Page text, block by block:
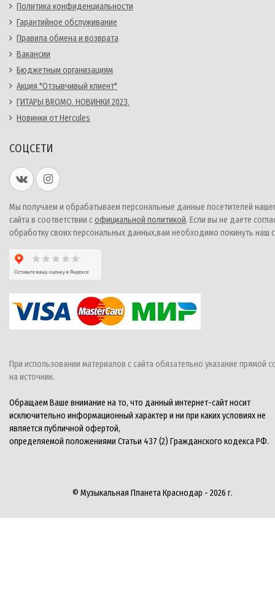
Политика конфиденциальности
Гарантийное обслуживание
Правила обмена и возврата
Вакансии
Бюджетным организациям
Акция "Отзывчивый клиент"
ГИТАРЫ BROMO. НОВИНКИ 2023.
Новинки от Hercules
СОЦСЕТИ
Мы получаем и обрабатываем персональные данные посетителей
сайта в соответствии софициальной политикой. Если вы не даете
обработку своих персональных данных,вам необходимо покинуть наш
При использовании материалов с сайта обязательно указание прямой
на источник.
Обращаем Ваше внимание на то, что данный интернет-сайт носит
исключительно информационный характер и ни при каких условиях не
является публичной офертой,
определяемой положениями Статьи 437 (2) Гражданского кодекса РФ.
© Музыкальная Планета Краснодар - 2026 г.